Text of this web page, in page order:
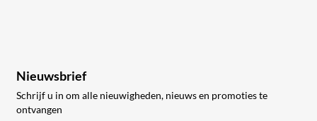
Nieuwsbrief
Schrijf u in om alle nieuwigheden, nieuws en promoties te
ontvangen